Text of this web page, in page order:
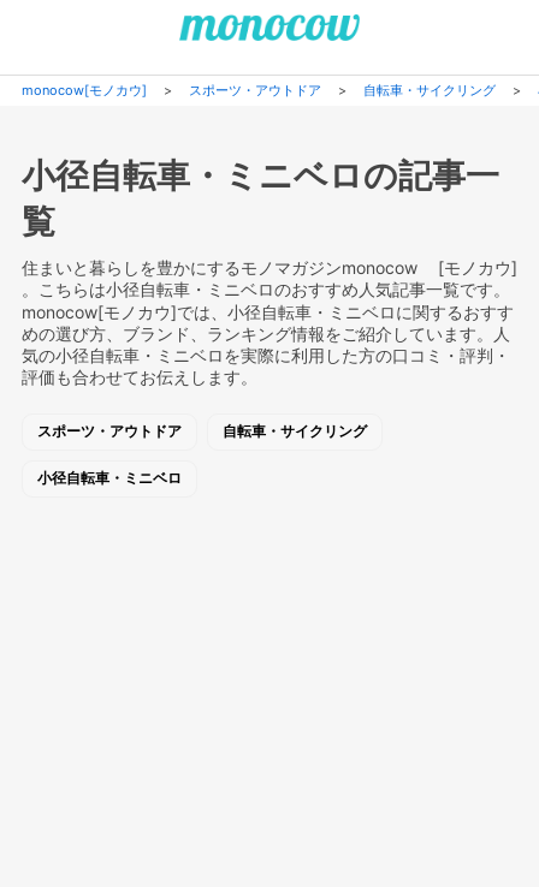
monocow[モノカウ] > スポーツ・アウトドア > 自転車・サイクリング>
小径自転車・ミニベロの記事一
覧
住まいと暮らしを豊かにするモノマガジンmonocow [モノカウ]
。こちらは小径自転車・ミニベロのおすすめ人気記事一覧です。
monocow[モノカウ]では、小径自転車・ミニベロに関するおすす
めの選び方、ブランド、ランキング情報をご紹介しています。人
気の小径自転車・ミニベロを実際に利用した方の口コミ・評判・
評価も合わせてお伝えします。
スポーツ・アウトドア 自転車・サイクリング
小径自転車・ミニベロ